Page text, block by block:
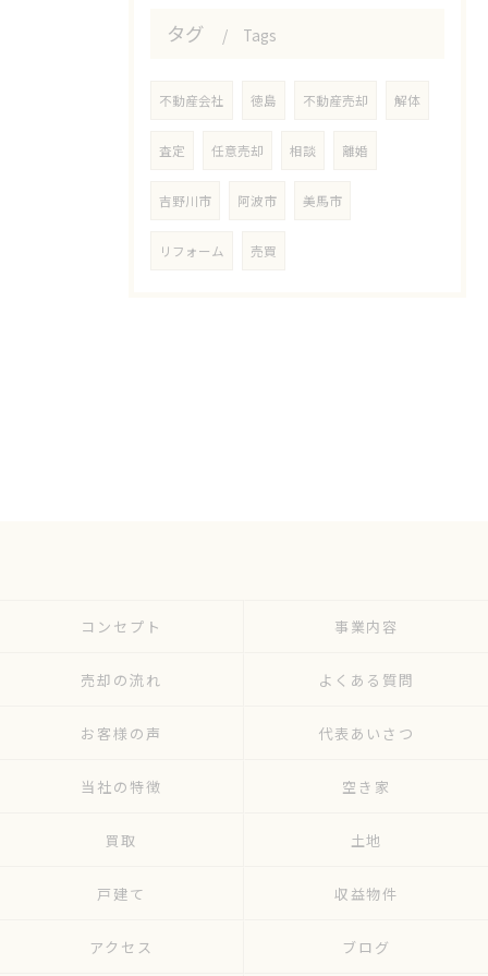
タグ Tags
不動産会社 徳島 不動産売却 解体
査定 任意売却 相談 離婚
吉野川市 阿波市 美馬市
リフォーム 売買
コンセプト 事業内容
売却の流れ よくある質問
お客様の声 代表あいさつ
当社の特徴 空き家
買取 土地
戸建て 収益物件
アクセス ブログ